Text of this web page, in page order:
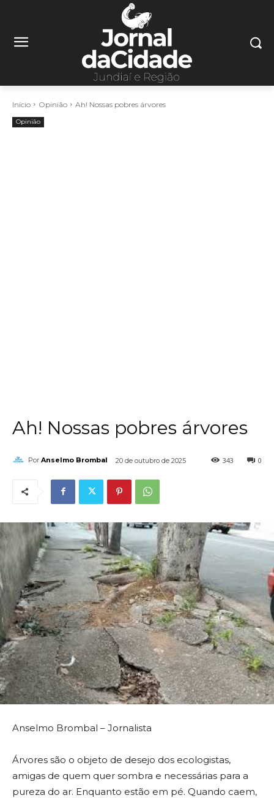
Início Opinião Ah! Nossas pobres árvores
Opinião
Ah! Nossas pobres árvores
Por Anselmo Brombal 20 de outubro de 2025 0
343
Anselmo Brombal – Jornalista
Árvores são o objeto de desejo dos ecologistas,
amigas de quem quer sombra e necessárias para a
pureza do ar. Enquanto estão em pé. Quando caem,